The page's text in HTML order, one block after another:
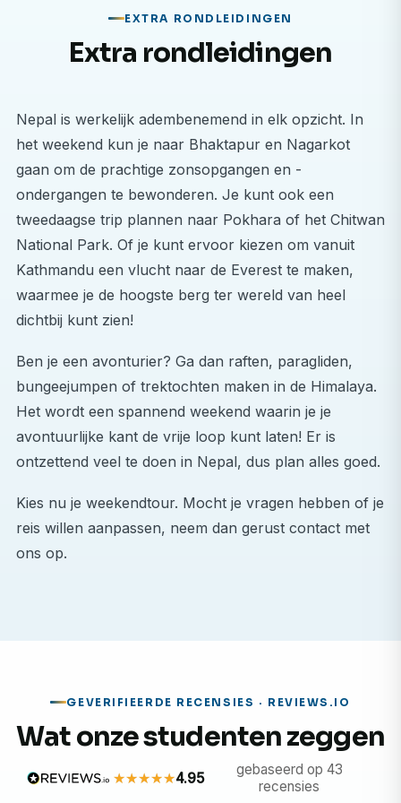
aanpassingsvermogen en interculturele
Welke werkzaamheden zal ik uitvoeren tijdens mijn
medische keuzevakstage?
Tijdens je medische stage in Nepal zul je voornamelijk
observeren en meelopen met artsen, in
overeenstemming met de lokale medische
regelgeving. Dit zorgt ervoor dat je veilig leert en de
normen voor de gezondheidszorg in het land
Je keuzevakervaring omvat het volgende:
Meelopen met lokale artsen en verpleegkundigen
tijdens visites op de afdeling, poliklinische consulten
en procedures.
Het observeren van de diagnose en behandeling
van patiënten in overheids- en privéklinieken,
evenals in kleinere gezondheidsklinieken.
Door te rouleren over verschillende
ziekenhuisafdelingen – zoals interne geneeskunde,
kindergeneeskunde, verloskunde, chirurgie en
spoedeisende hulp – krijg je een breed overzicht
EXTRA RONDLEIDINGEN
Extra rondleidingen
Nepal is werkelijk adembenemend in elk opzicht. In
het weekend kun je naar Bhaktapur en Nagarkot
gaan om de prachtige zonsopgangen en -
ondergangen te bewonderen. Je kunt ook een
tweedaagse trip plannen naar Pokhara of het Chitwan
National Park. Of je kunt ervoor kiezen om vanuit
Kathmandu een vlucht naar de Everest te maken,
waarmee je de hoogste berg ter wereld van heel
dichtbij kunt zien!
Ben je een avonturier? Ga dan raften, paragliden,
bungeejumpen of trektochten maken in de Himalaya.
Het wordt een spannend weekend waarin je je
avontuurlijke kant de vrije loop kunt laten! Er is
ontzettend veel te doen in Nepal, dus plan alles goed.
Kies nu je weekendtour. Mocht je vragen hebben of je
reis willen aanpassen, neem dan gerust contact met
ons op.
GEVERIFIEERDE RECENSIES · REVIEWS.IO
Wat onze studenten zeggen
4.95
gebaseerd op 43
recensies